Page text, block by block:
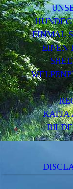
EINMAL
EINEN
KATJA